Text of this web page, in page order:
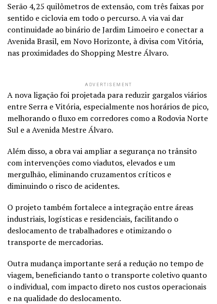
Serão 4,25 quilômetros de extensão, com três faixas por
sentido e ciclovia em todo o percurso. A via vai dar
continuidade ao binário de Jardim Limoeiro e conectar a
Avenida Brasil, em Novo Horizonte, à divisa com Vitória,
nas proximidades do Shopping Mestre Álvaro.
ADVERTISEMENT
A nova ligação foi projetada para reduzir gargalos viários
entre Serra e Vitória, especialmente nos horários de pico,
melhorando o fluxo em corredores como a Rodovia Norte
Sul e a Avenida Mestre Álvaro.
Além disso, a obra vai ampliar a segurança no trânsito
com intervenções como viadutos, elevados e um
mergulhão, eliminando cruzamentos críticos e
diminuindo o risco de acidentes.
O projeto também fortalece a integração entre áreas
industriais, logísticas e residenciais, facilitando o
deslocamento de trabalhadores e otimizando o
transporte de mercadorias.
Outra mudança importante será a redução no tempo de
viagem, beneficiando tanto o transporte coletivo quanto
o individual, com impacto direto nos custos operacionais
e na qualidade do deslocamento.